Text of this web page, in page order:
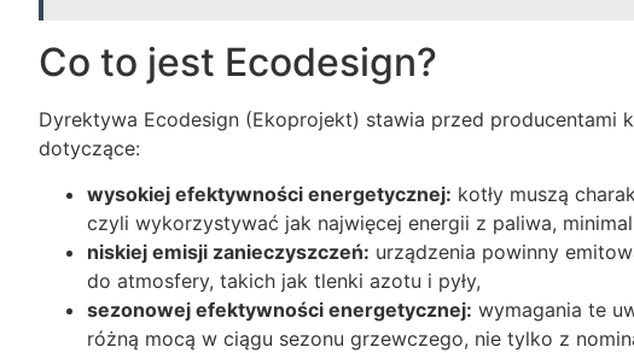
Co to jest Ecodesign?
Dyrektywa Ecodesign (Ekoprojekt) stawia przed producentami
dotyczące:
wysokiej efektywności energetycznej: kotły muszą
czyli wykorzystywać jak najwięcej energii z paliwa,
niskiej emisji zanieczyszczeń: urządzenia powinny
do atmosfery, takich jak tlenki azotu i pyły,
sezonowej efektywności energetycznej: wymagania te
różną mocą w ciągu sezonu grzewczego, nie tylko z